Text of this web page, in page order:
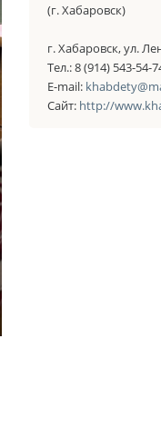
(г. Хабаровск)
г. Хабаровск, ул.
Тел.: 8 (914) 543-54-
E-mail:
Сайт: http://